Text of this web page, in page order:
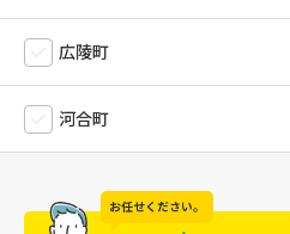
広陵町
河合町
お任せください。